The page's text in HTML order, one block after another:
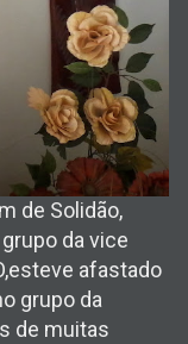
de Solidão,
da vice
afastado
grupo da
de muitas